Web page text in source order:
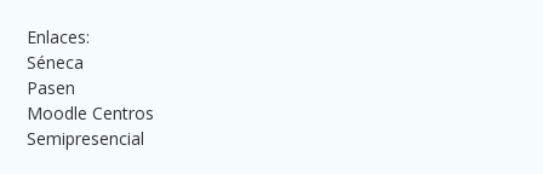
Enlaces:
Séneca
Pasen
Moodle Centros
Semipresencial